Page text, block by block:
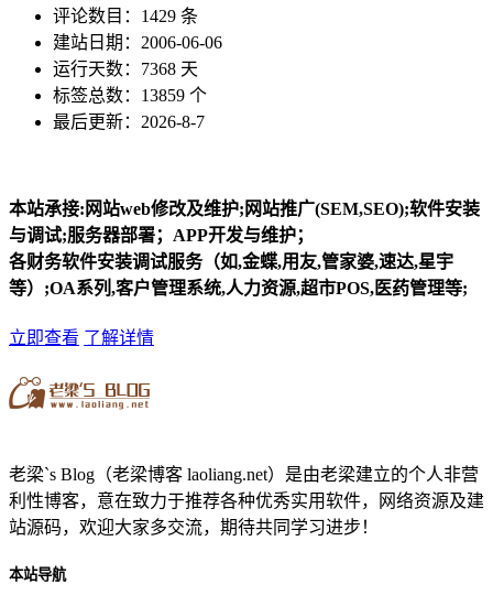
评论数目：1429 条
建站日期：2006-06-06
运行天数：7368 天
标签总数：13859 个
最后更新：2026-8-7
本站承接:网站web修改及维护;网站推广(SEM,SEO);软件安装
与调试;服务器部署；APP开发与维护；
各财务软件安装调试服务（如,金蝶,用友,管家婆,速达,星宇
等）;OA系列,客户管理系统,人力资源,超市POS,医药管理等;
立即查看 了解详情
老梁`s Blog（老梁博客 laoliang.net）是由老梁建立的个人非营
利性博客，意在致力于推荐各种优秀实用软件，网络资源及建
站源码，欢迎大家多交流，期待共同学习进步！
本站导航